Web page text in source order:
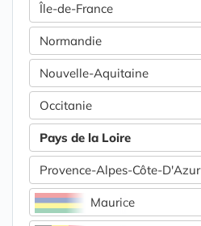
Île-de-France
Normandie
Nouvelle-Aquitaine
Occitanie
Pays de la Loire
Provence-Alpes-Côte-D'Azur
Maurice